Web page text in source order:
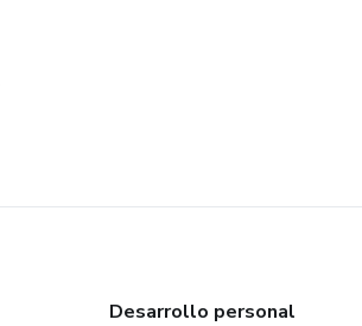
Desarrollo personal